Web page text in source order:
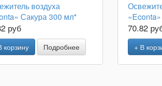
воздуха
Сакура 300 мл*
руб
корзину Подробнее
70.82
+ В